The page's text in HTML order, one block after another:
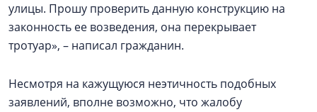
улицы. Прошу проверить данную конструкцию на
законность ее возведения, она перекрывает
тротуар», – написал гражданин.
Несмотря на кажущуюся неэтичность подобных
заявлений, вполне возможно, что жалобу